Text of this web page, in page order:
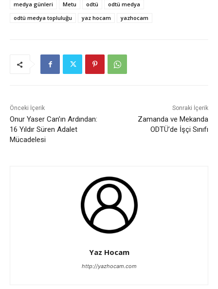
medya günleri
Metu odtü
odtü medya
odtü medya topluluğu
yaz hocam yazhocam
Önceki İçerik
Onur Yaser Can’ın Ardından:
16 Yıldır Süren Adalet
Mücadelesi
Sonraki İçerik
Zamanda ve Mekanda
ODTÜ’de İşçi Sınıfı
Yaz Hocam
http://yazhocam.com